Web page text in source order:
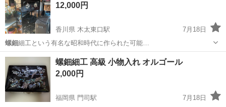
300円～の格安食堂あり！《佐...
12,000円
香川県 木太東口駅
7月18日
螺鈿細工という有名な昭和時代に作られた可能…
香川 高松市 木太東口駅 その他
螺鈿細工 高級 小物入れ オルゴール
2,000円
福岡県 門司駅
7月18日